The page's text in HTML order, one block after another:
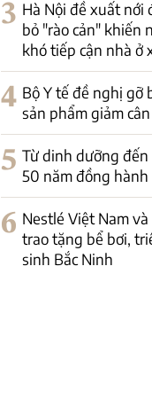
3 Hà Nội đề xuất nới
bỏ "rào cản" khiến
khó tiếp cận nhà ở
4 Bộ Y tế đề nghị gỡ
sản phẩm giảm
5 Từ dinh dưỡng
50 năm đồng
6 Nestlé Việt Nam
trao tặng bể bơi,
sinh Bắc Ninh